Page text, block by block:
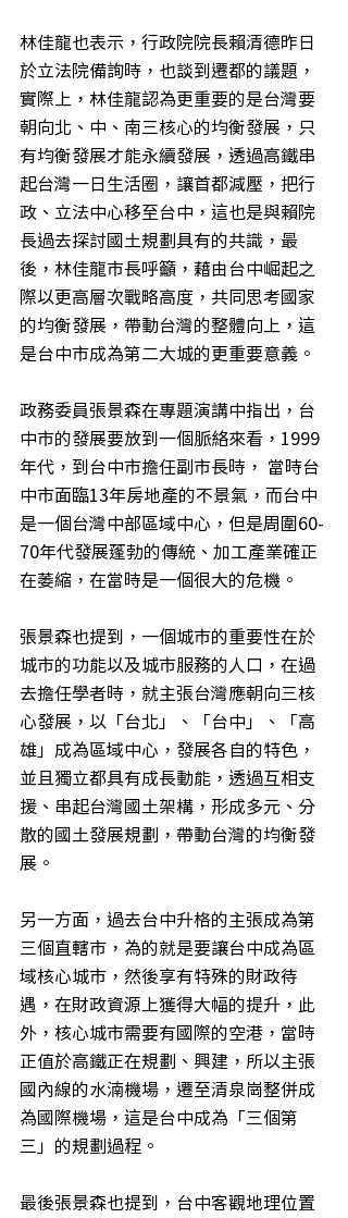
林佳龍也表示，行政院院長賴清德昨日
於立法院備詢時，也談到遷都的議題，
實際上，林佳龍認為更重要的是台灣要
朝向北、中、南三核心的均衡發展，只
有均衡發展才能永續發展，透過高鐵串
起台灣一日生活圈，讓首都減壓，把行
政、立法中心移至台中，這也是與賴院
長過去探討國土規劃具有的共識，最
後，林佳龍市長呼籲，藉由台中崛起之
際以更高層次戰略高度，共同思考國家
的均衡發展，帶動台灣的整體向上，這
是台中市成為第二大城的更重要意義。
政務委員張景森在專題演講中指出，台
中市的發展要放到一個脈絡來看，1999
年代，到台中市擔任副市長時， 當時台
中市面臨13年房地產的不景氣，而台中
是一個台灣中部區域中心，但是周圍60-
70年代發展蓬勃的傳統、加工產業確正
在萎縮，在當時是一個很大的危機。
張景森也提到，一個城市的重要性在於
城市的功能以及城市服務的人口，在過
去擔任學者時，就主張台灣應朝向三核
心發展，以「台北」、「台中」、「高
雄」成為區域中心，發展各自的特色，
並且獨立都具有成長動能，透過互相支
援、串起台灣國土架構，形成多元、分
散的國土發展規劃，帶動台灣的均衡發
展。
另一方面，過去台中升格的主張成為第
三個直轄市，為的就是要讓台中成為區
域核心城市，然後享有特殊的財政待
遇，在財政資源上獲得大幅的提升，此
外，核心城市需要有國際的空港，當時
正值於高鐵正在規劃、興建，所以主張
國內線的水湳機場，遷至清泉崗整併成
為國際機場，這是台中成為「三個第
三」的規劃過程。
最後張景森也提到，台中客觀地理位置